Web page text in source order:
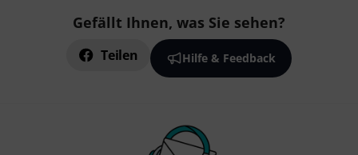
Gefällt Ihnen, was Sie sehen?
Teilen Hilfe & Feedback